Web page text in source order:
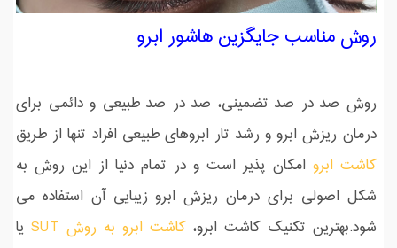
روش مناسب جایگزین هاشور ابرو
روش صد در صد تضمینی، صد در صد طبیعی و دائمی برای
درمان ریزش ابرو و رشد تار ابروهای طبیعی افراد تنها از طریق
کاشت ابرو امکان پذیر است و در تمام دنیا از این روش به
شکل اصولی برای درمان ریزش ابرو زیبایی آن استفاده می
شود.بهترین تکنیک کاشت ابرو،کاشت ابرو به روش SUT
یا